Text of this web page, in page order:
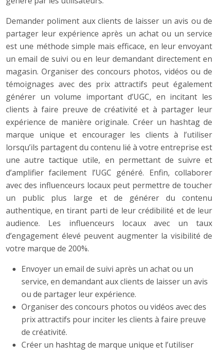
Demander poliment aux clients de laisser un avis ou de
partager leur expérience après un achat ou un service
est une méthode simple mais efficace, en leur envoyant
un email de suivi ou en leur demandant directement en
magasin. Organiser des concours photos, vidéos ou de
témoignages avec des prix attractifs peut également
générer un volume important d’UGC, en incitant les
clients à faire preuve de créativité et à partager leur
expérience de manière originale. Créer un hashtag de
marque unique et encourager les clients à l’utiliser
lorsqu’ils partagent du contenu lié à votre entreprise est
une autre tactique utile, en permettant de suivre et
d’amplifier facilement l’UGC généré. Enfin, collaborer
avec des influenceurs locaux peut permettre de toucher
un public plus large et de générer du contenu
authentique, en tirant parti de leur crédibilité et de leur
audience. Les influenceurs locaux avec un taux
d’engagement élevé peuvent augmenter la visibilité de
votre marque de 200%.
Envoyer un email de suivi après un achat ou un
service, en demandant aux clients de laisser un avis
ou de partager leur expérience.
Organiser des concours photos ou vidéos avec des
prix attractifs pour inciter les clients à faire preuve
de créativité.
Créer un hashtag de marque unique et l’utiliser